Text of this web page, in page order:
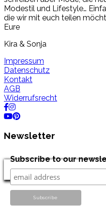
Modestil und Lifestyle…
die wir mit euch teilen
Eure
Kira & Sonja
Impressum
Datenschutz
Kontakt
AGB
Widerrufsrecht
Newsletter
Subscribe to our